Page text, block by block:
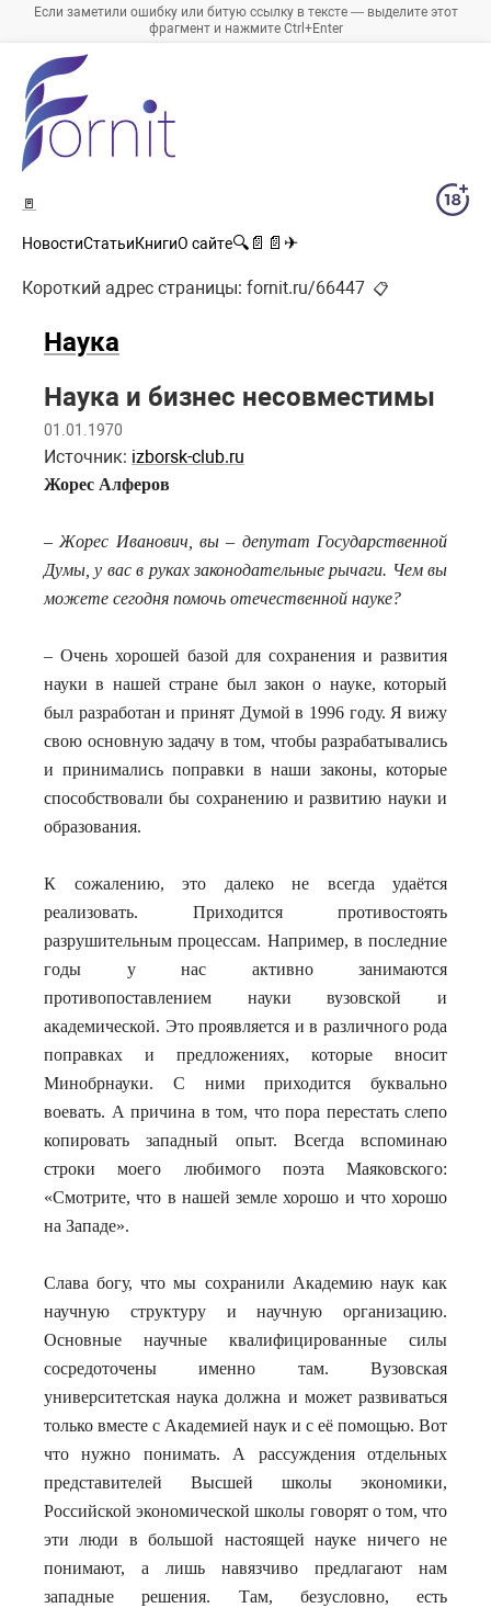
Если заметили ошибку или битую ссылку в тексте — выделите этот
фрагмент и нажмите Ctrl+Enter
🚪
НовостиСтатьиКнигиО сайте🔍 📄 📄 ✈
Короткий адрес страницы: fornit.ru/66447 📋
Наука
Наука и бизнес несовместимы
01.01.1970
Источник: izborsk-club.ru
Жорес Алферов
– Жорес Иванович, вы – депутат Государственной
Думы, у вас в руках законодательные рычаги. Чем вы
можете сегодня помочь отечественной науке?
– Очень хорошей базой для сохранения и развития
науки в нашей стране был закон о науке, который
был разработан и принят Думой в 1996 году. Я вижу
свою основную задачу в том, чтобы разрабатывались
и принимались поправки в наши законы, которые
способствовали бы сохранению и развитию науки и
образования.
К сожалению, это далеко не всегда удаётся
реализовать. Приходится противостоять
разрушительным процессам. Например, в последние
годы у нас активно занимаются
противопоставлением науки вузовской и
академической. Это проявляется и в различного рода
поправках и предложениях, которые вносит
Минобрнауки. С ними приходится буквально
воевать. А причина в том, что пора перестать слепо
копировать западный опыт. Всегда вспоминаю
строки моего любимого поэта Маяковского:
«Смотрите, что в нашей земле хорошо и что хорошо
на Западе».
Слава богу, что мы сохранили Академию наук как
научную структуру и научную организацию.
Основные научные квалифицированные силы
сосредоточены именно там. Вузовская
университетская наука должна и может развиваться
только вместе с Академией наук и с её помощью. Вот
что нужно понимать. А рассуждения отдельных
представителей Высшей школы экономики,
Российской экономической школы говорят о том, что
эти люди в большой настоящей науке ничего не
понимают, а лишь навязчиво предлагают нам
западные решения. Там, безусловно, есть